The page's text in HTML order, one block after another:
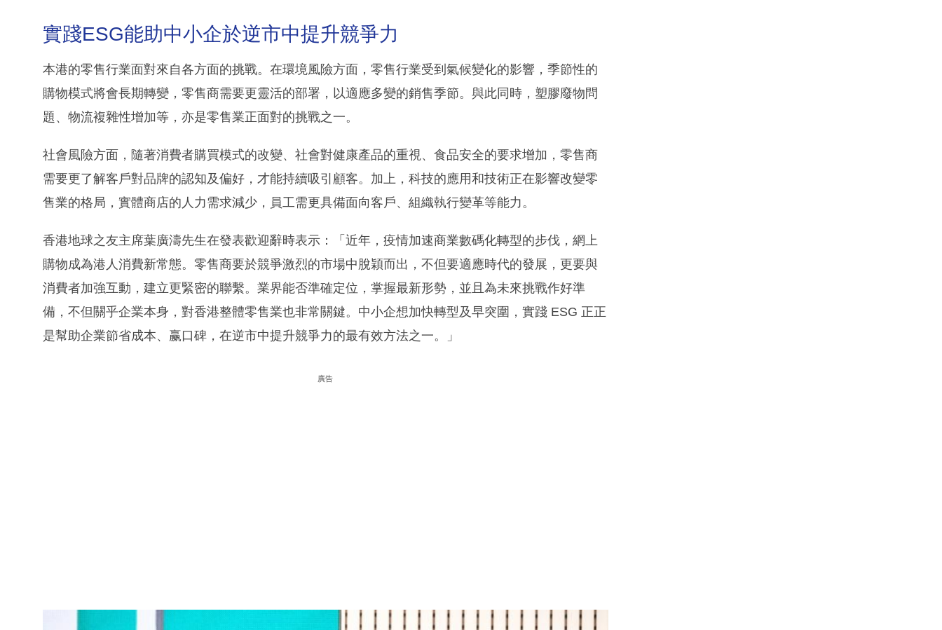
實踐ESG能助中小企於逆市中提升競爭力
本港的零售行業面對來自各方面的挑戰。在環境風險方面，零售行業受到氣候變化的影響，季節性的
購物模式將會長期轉變，零售商需要更靈活的部署，以適應多變的銷售季節。與此同時，塑膠廢物問
題、物流複雜性增加等，亦是零售業正面對的挑戰之一。
社會風險方面，隨著消費者購買模式的改變、社會對健康產品的重視、食品安全的要求增加，零售商
需要更了解客戶對品牌的認知及偏好，才能持續吸引顧客。加上，科技的應用和技術正在影響改變零
售業的格局，實體商店的人力需求減少，員工需更具備面向客戶、組織執行變革等能力。
香港地球之友主席葉廣濤先生在發表歡迎辭時表示：「近年，疫情加速商業數碼化轉型的步伐，網上
購物成為港人消費新常態。零售商要於競爭激烈的市場中脫穎而出，不但要適應時代的發展，更要與
消費者加強互動，建立更緊密的聯繫。業界能否準確定位，掌握最新形勢，並且為未來挑戰作好準
備，不但關乎企業本身，對香港整體零售業也非常關鍵。中小企想加快轉型及早突圍，實踐 ESG 正正
是幫助企業節省成本、赢口碑，在逆市中提升競爭力的最有效方法之一。」
廣告